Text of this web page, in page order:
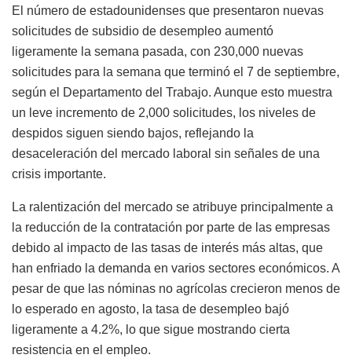
El número de estadounidenses que presentaron nuevas
solicitudes de subsidio de desempleo aumentó
ligeramente la semana pasada, con 230,000 nuevas
solicitudes para la semana que terminó el 7 de septiembre,
según el Departamento del Trabajo. Aunque esto muestra
un leve incremento de 2,000 solicitudes, los niveles de
despidos siguen siendo bajos, reflejando la
desaceleración del mercado laboral sin señales de una
crisis importante.
La ralentización del mercado se atribuye principalmente a
la reducción de la contratación por parte de las empresas
debido al impacto de las tasas de interés más altas, que
han enfriado la demanda en varios sectores económicos. A
pesar de que las nóminas no agrícolas crecieron menos de
lo esperado en agosto, la tasa de desempleo bajó
ligeramente a 4.2%, lo que sigue mostrando cierta
resistencia en el empleo.